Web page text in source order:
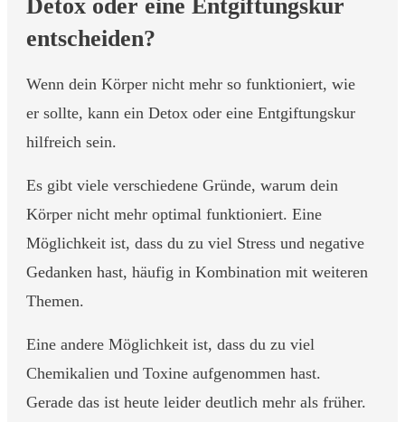
Detox oder eine Entgiftungskur
entscheiden?
Wenn dein Körper nicht mehr so funktioniert, wie
er sollte, kann ein Detox oder eine Entgiftungskur
hilfreich sein.
Es gibt viele verschiedene Gründe, warum dein
Körper nicht mehr optimal funktioniert. Eine
Möglichkeit ist, dass du zu viel Stress und negative
Gedanken hast, häufig in Kombination mit weiteren
Themen.
Eine andere Möglichkeit ist, dass du zu viel
Chemikalien und Toxine aufgenommen hast.
Gerade das ist heute leider deutlich mehr als früher.